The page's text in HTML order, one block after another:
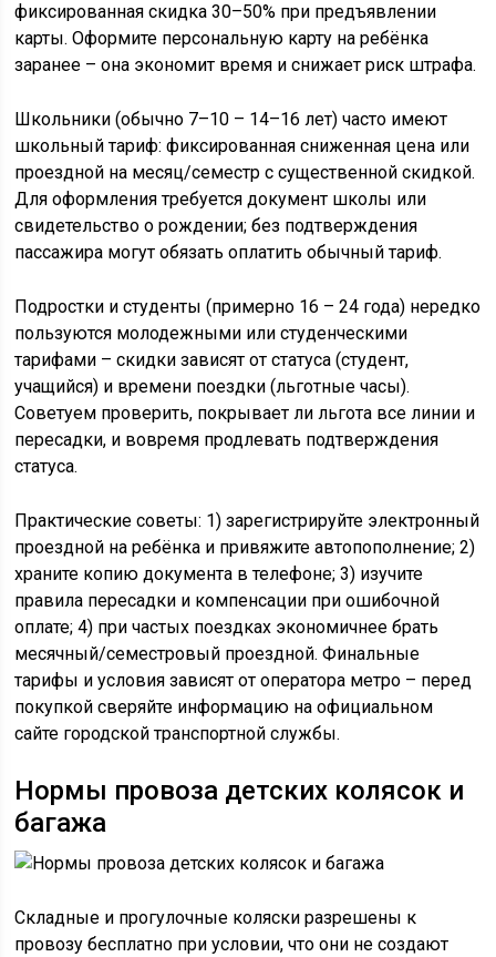
фиксированная скидка 30–50% при предъявлении
карты. Оформите персональную карту на ребёнка
заранее – она экономит время и снижает риск штрафа.
Школьники (обычно 7–10 – 14–16 лет) часто имеют
школьный тариф: фиксированная сниженная цена или
проездной на месяц/семестр с существенной скидкой.
Для оформления требуется документ школы или
свидетельство о рождении; без подтверждения
пассажира могут обязать оплатить обычный тариф.
Подростки и студенты (примерно 16 – 24 года) нередко
пользуются молодежными или студенческими
тарифами – скидки зависят от статуса (студент,
учащийся) и времени поездки (льготные часы).
Советуем проверить, покрывает ли льгота все линии и
пересадки, и вовремя продлевать подтверждения
статуса.
Практические советы: 1) зарегистрируйте электронный
проездной на ребёнка и привяжите автопополнение; 2)
храните копию документа в телефоне; 3) изучите
правила пересадки и компенсации при ошибочной
оплате; 4) при частых поездках экономичнее брать
месячный/семестровый проездной. Финальные
тарифы и условия зависят от оператора метро – перед
покупкой сверяйте информацию на официальном
сайте городской транспортной службы.
Нормы провоза детских колясок и
багажа
Складные и прогулочные коляски разрешены к
провозу бесплатно при условии, что они не создают